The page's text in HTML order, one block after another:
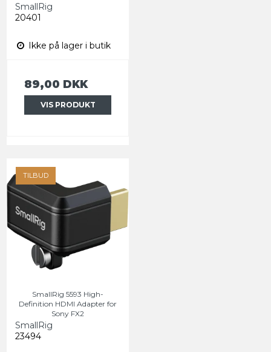
SmallRig
20401
Ikke på lager i butik
89,00 DKK
VIS PRODUKT
TILBUD
SmallRig 5593 High-
Definition HDMI Adapter for
Sony FX2
SmallRig
23494